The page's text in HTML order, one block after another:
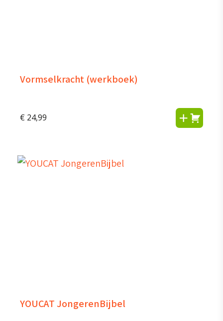
Vormselkracht (werkboek)
€ 24,99
YOUCAT JongerenBijbel